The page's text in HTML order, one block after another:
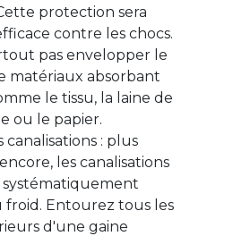
protection sera
contre les chocs.
pas envelopper le
matériaux absorbant
le tissu, la laine de
ou le papier.
canalisations : plus
les canalisations
Entourez tous les
d'une gaine